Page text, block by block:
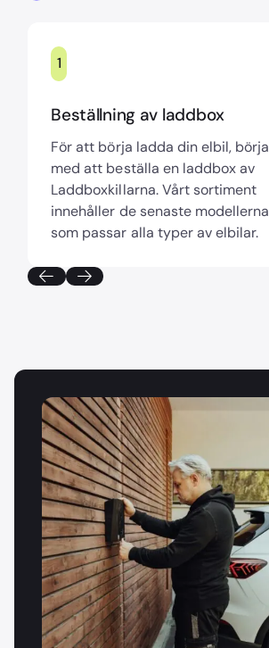
1
Beställning av laddbox
För att börja ladda din elbil, börja
med att beställa en laddbox av
Laddboxkillarna. Vårt sortiment
innehåller de senaste modellerna
som passar alla typer av elbilar.